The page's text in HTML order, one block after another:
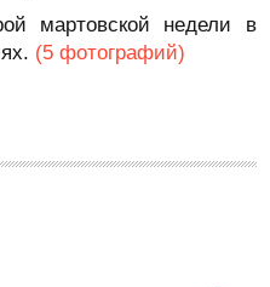
мартовской недели в
(5 фотографий)